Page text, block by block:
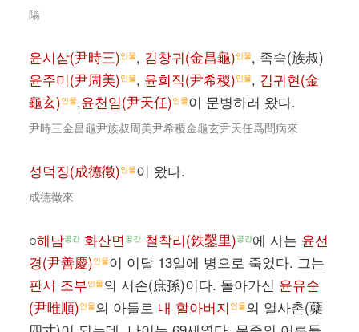
陽
윤시삼(尹時三)인물, 김창귀(金昌龜)인물, 족숙(族叔)
윤주미(尹周美)인물, 윤희직(尹希稷)인물, 김귀현(金
龜玄)인물,윤천임(尹天任)인물이 문병하러 왔다.
尹時三金昌龜尹族叔周美尹希稷金龜玄尹天任爲問病來
성덕징(成德徵)인물이 왔다.
成德徵來
○해남공간 화산면 공간 철착리(鉄鑿里)공간에 사는 윤선
경(尹善慶)인물이 이달 13일에 병으로 죽었다. 그는
판서 조부인물의 서손(庶孫)이다. 돌아가신 윤유순
(尹唯順)인물의 아들로 내 할아버지 인물의 얼사촌(蘖